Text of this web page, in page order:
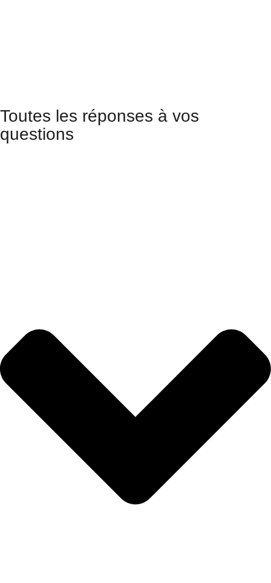
Toutes les réponses à vos
questions